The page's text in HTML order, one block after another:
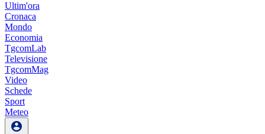
Ultim'ora
Cronaca
Mondo
Economia
TgcomLab
Televisione
TgcomMag
Video
Schede
Sport
Meteo